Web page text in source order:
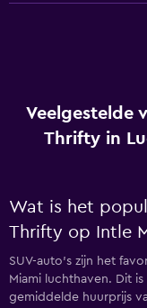
Veelgestelde
Thrifty in
Wat is het
Thrifty op Intle
SUV-auto's zijn het
Miami luchthaven. Dit
gemiddelde huurprijs